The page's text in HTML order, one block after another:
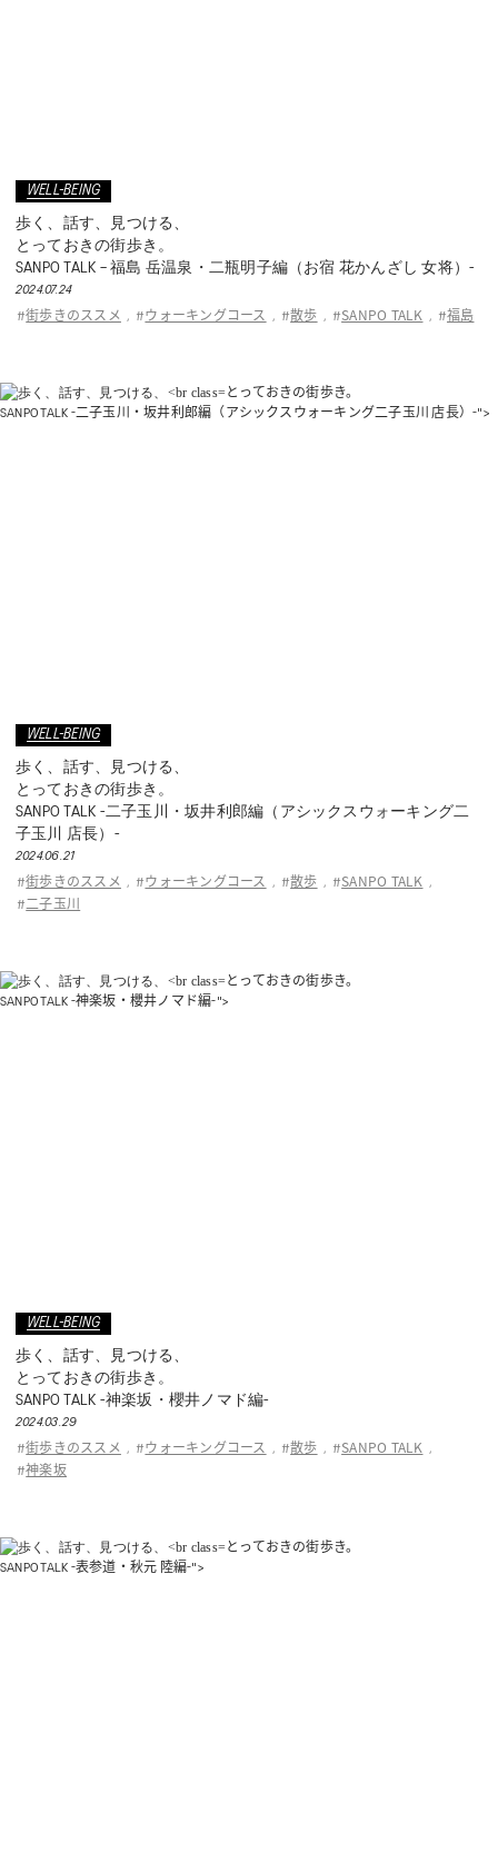
WELL-BEING
歩く、話す、見つける、
とっておきの街歩き。
SANPO TALK – 福島 岳温泉・二瓶明子編（お宿 花かんざし 女将）-
2024.07.24
#街歩きのススメ , # ウォーキングコース , #散歩 , # SANPO TALK , #福島
とっておきの街歩き。
SANPO TALK -二子玉川・坂井利郎編（アシックスウォーキング二子玉川 店長）-">
WELL-BEING
歩く、話す、見つける、
とっておきの街歩き。
SANPO TALK -二子玉川・坂井利郎編（アシックスウォーキング二
子玉川 店長）-
2024.06.21
#街歩きのススメ , # ウォーキングコース , #散歩 , # SANPO TALK
,
# 二子玉川
とっておきの街歩き。
SANPO TALK -神楽坂・櫻井ノマド編-">
WELL-BEING
歩く、話す、見つける、
とっておきの街歩き。
SANPO TALK -神楽坂・櫻井ノマド編-
2024.03.29
#街歩きのススメ , # ウォーキングコース , #散歩 , # SANPO TALK
,
#神楽坂
とっておきの街歩き。
SANPO TALK -表参道・秋元 陸編-">